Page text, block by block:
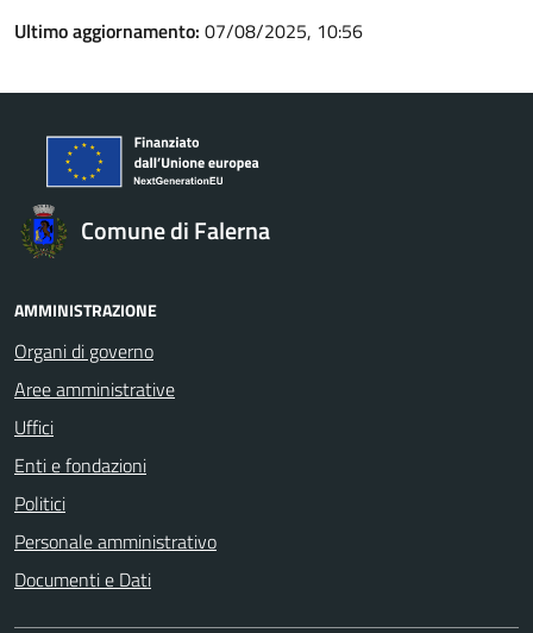
Ultimo aggiornamento: 07/08/2025, 10:56
Comune di Falerna
AMMINISTRAZIONE
Organi di governo
Aree amministrative
Uffici
Enti e fondazioni
Politici
Personale amministrativo
Documenti e Dati